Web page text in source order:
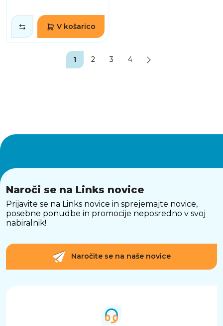
V košarico
1 2 3 4
Naroči se na Links novice
Prijavite se na Links novice in sprejemajte novice,
posebne ponudbe in promocije neposredno v svoj
nabiralnik!
Naročite se na naše novice